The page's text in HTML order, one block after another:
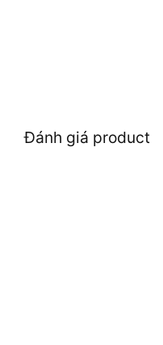
Đánh giá product